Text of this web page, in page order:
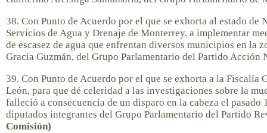
38. Con Punto de Acuerdo por el que se exhorta al estado
Servicios de Agua y Drenaje de Monterrey, a implementar
de escasez de agua que enfrentan diversos municipios en la
Gracia Guzmán, del Grupo Parlamentario del Partido Acción
39. Con Punto de Acuerdo por el que se exhorta a la Fiscalía
León, para que dé celeridad a las investigaciones sobre la
falleció a consecuencia de un disparo en la cabeza el
diputados integrantes del Grupo Parlamentario del Partido
Comisión)